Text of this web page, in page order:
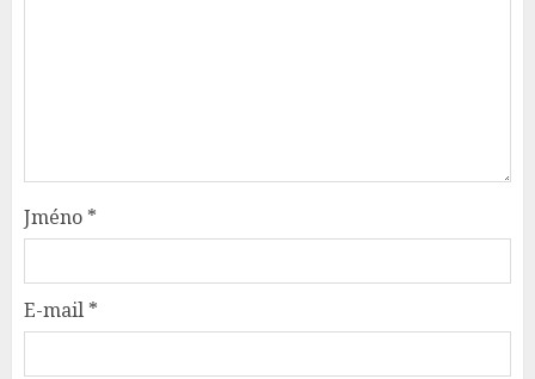
Jméno *
E-mail *